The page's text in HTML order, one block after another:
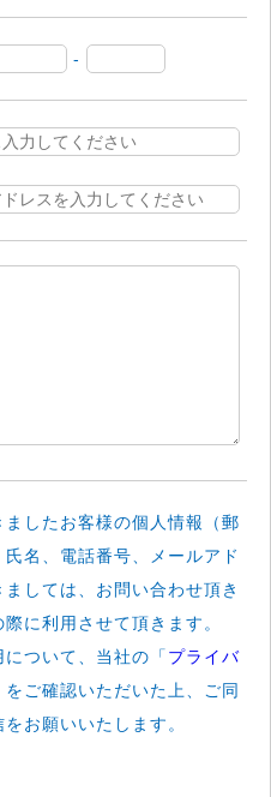
-
ましたお客様の個人情報（郵
名、電話番号、メールアド
ましては、お問い合わせ頂き
に利用させて頂きます。
ついて、当社の「 プライバ
をご確認いただいた上、ご同
お願いいたします。